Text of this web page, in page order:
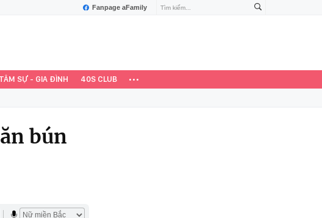
Fanpage aFamily
TÂM SỰ - GIA ĐÌNH 40S CLUB
bún